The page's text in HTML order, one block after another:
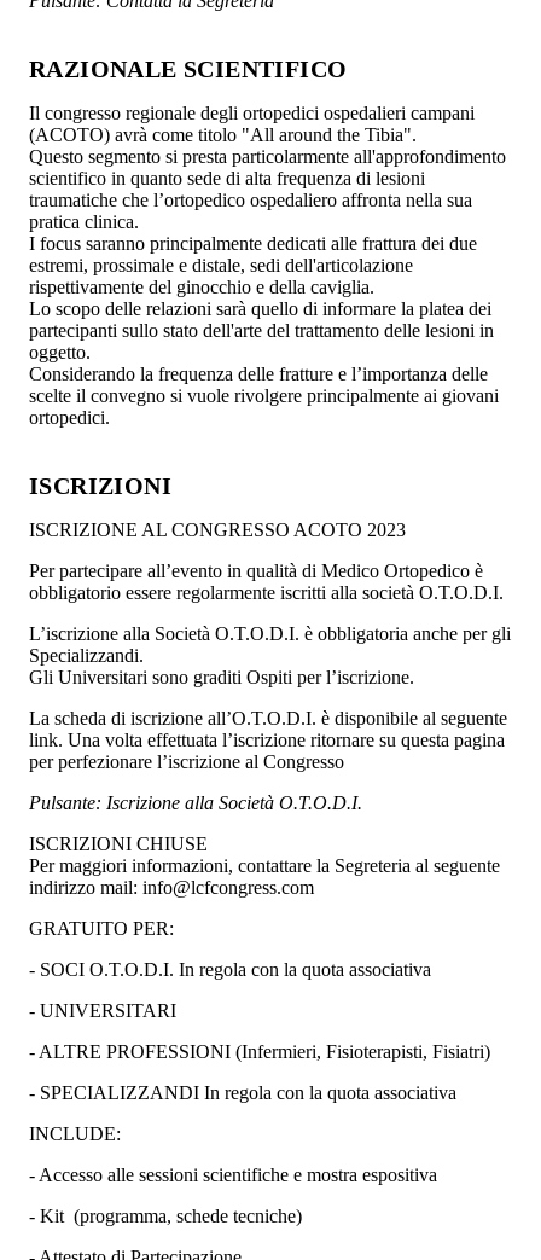
RAZIONALE SCIENTIFICO
Il congresso regionale degli ortopedici ospedalieri campani
(ACOTO) avrà come titolo "All around the Tibia".
Questo segmento si presta particolarmente all'approfondimento
scientifico in quanto sede di alta frequenza di lesioni
traumatiche che l’ortopedico ospedaliero affronta nella sua
pratica clinica.
I focus saranno principalmente dedicati alle frattura dei due
estremi, prossimale e distale, sedi dell'articolazione
rispettivamente del ginocchio e della caviglia.
Lo scopo delle relazioni sarà quello di informare la platea dei
partecipanti sullo stato dell'arte del trattamento delle lesioni in
oggetto.
Considerando la frequenza delle fratture e l’importanza delle
scelte il convegno si vuole rivolgere principalmente ai giovani
ortopedici.
ISCRIZIONI
ISCRIZIONE AL CONGRESSO ACOTO 2023
Per partecipare all’evento in qualità di Medico Ortopedico è
obbligatorio essere regolarmente iscritti alla società O.T.O.D.I.
L’iscrizione alla Società O.T.O.D.I. è obbligatoria anche per gli
Specializzandi.
Gli Universitari sono graditi Ospiti per l’iscrizione.
La scheda di iscrizione all’O.T.O.D.I. è disponibile al seguente
link. Una volta effettuata l’iscrizione ritornare su questa pagina
per perfezionare l’iscrizione al Congresso
Pulsante: Iscrizione alla Società O.T.O.D.I.
ISCRIZIONI CHIUSE
Per maggiori informazioni, contattare la Segreteria al seguente
indirizzo mail: info@lcfcongress.com
GRATUITO PER:
- SOCI O.T.O.D.I. In regola con la quota associativa
- UNIVERSITARI
- ALTRE PROFESSIONI (Infermieri, Fisioterapisti, Fisiatri)
- SPECIALIZZANDI In regola con la quota associativa
INCLUDE:
- Accesso alle sessioni scientifiche e mostra espositiva
- Kit (programma, schede tecniche)